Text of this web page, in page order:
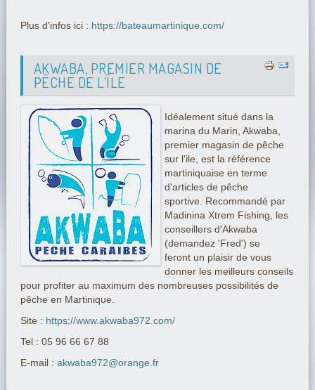
Plus d'infos ici : https://bateaumartinique.com/
AKWABA, PREMIER MAGASIN DE
PÊCHE DE L’ÎLE
Idéalement situé dans la
marina du Marin, Akwaba,
premier magasin de pêche
sur l'ile, est la référence
martiniquaise en terme
d'articles de pêche
sportive. Recommandé par
Madinina Xtrem Fishing, les
conseillers d'Akwaba
(demandez 'Fred') se
feront un plaisir de vous
donner les meilleurs conseils
pour profiter au maximum des nombreuses possibilités de
pêche en Martinique.
Site : https://www.akwaba972.com/
Tel : 05 96 66 67 88
E-mail : akwaba972@orange.fr